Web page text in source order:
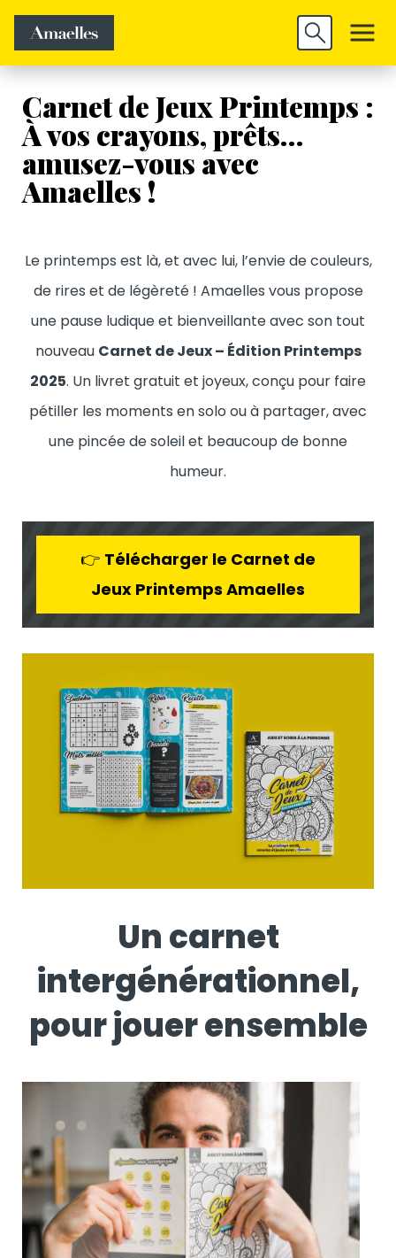
Découvrir
Carnet de Jeux Printemps :
À vos crayons, prêts…
amusez-vous avec
Amaelles !
Le printemps est là, et avec lui, l’envie de couleurs,
de rires et de légèreté ! Amaelles vous propose
une pause ludique et bienveillante avec son tout
nouveau Carnet de Jeux – Édition Printemps
2025. Un livret gratuit et joyeux, conçu pour faire
pétiller les moments en solo ou à partager, avec
une pincée de soleil et beaucoup de bonne
humeur.
👉 Télécharger le Carnet de
Jeux Printemps Amaelles
Un carnet
intergénérationnel,
pour jouer ensemble